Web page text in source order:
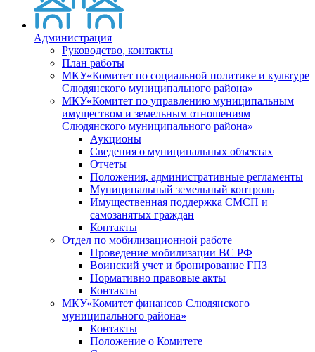
Администрация
Руководство, контакты
План работы
МКУ«Комитет по социальной политике и культуре
Слюдянского муниципального района»
МКУ«Комитет по управлению муниципальным
имуществом и земельным отношениям
Слюдянского муниципального района»
Аукционы
Сведения о муниципальных объектах
Отчеты
Положения, административные регламенты
Муниципальный земельный контроль
Имущественная поддержка СМСП и
самозанятых граждан
Контакты
Отдел по мобилизационной работе
Проведение мобилизации ВС РФ
Воинский учет и бронирование ГПЗ
Нормативно правовые акты
Контакты
МКУ«Комитет финансов Слюдянского
муниципального района»
Контакты
Положение о Комитете